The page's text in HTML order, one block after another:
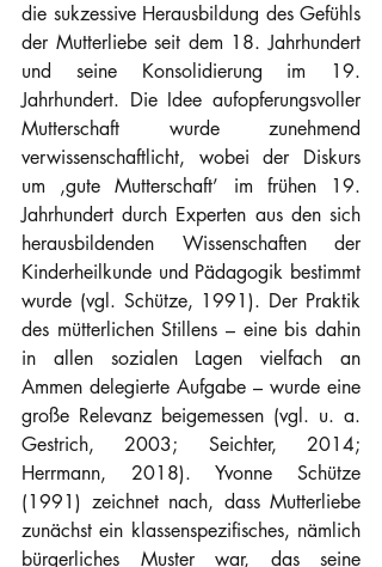
die sukzessive Herausbildung des Gefühls
der Mutterliebe seit dem 18. Jahrhundert
und seine Konsolidierung im 19.
Jahrhundert. Die Idee aufopferungsvoller
Mutterschaft wurde zunehmend
verwissenschaftlicht, wobei der Diskurs
um ‚gute Mutterschaft’ im frühen 19.
Jahrhundert durch Experten aus den sich
herausbildenden Wissenschaften der
Kinderheilkunde und Pädagogik bestimmt
wurde (vgl. Schütze, 1991). Der Praktik
des mütterlichen Stillens – eine bis dahin
in allen sozialen Lagen vielfach an
Ammen delegierte Aufgabe – wurde eine
große Relevanz beigemessen (vgl. u. a.
Gestrich, 2003; Seichter, 2014;
Herrmann, 2018). Yvonne Schütze
(1991) zeichnet nach, dass Mutterliebe
zunächst ein klassenspezifisches, nämlich
bürgerliches Muster war, das seine